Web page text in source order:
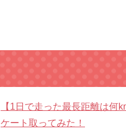
【1日で走った最長距離は何
ケート取ってみた！